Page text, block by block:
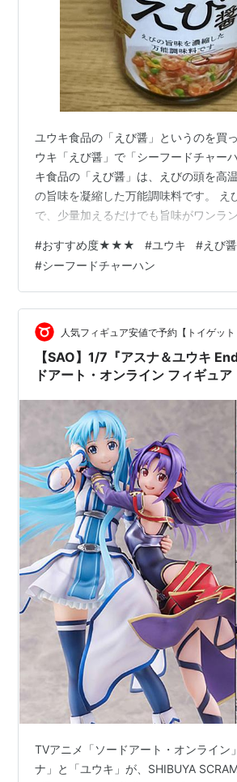
ユウキ食品の「えび醤」というのを買
ウキ「えび醤」で「シーフードチャー
キ食品の「えび醤」は、えびの頭を高
の旨味を凝縮した万能調味料です。 え
で、少量加えるだけでも旨味がワンラ
た。具材は卵にシーフードミックスと
を引いたフライパンでシーフードミッ
炒め、溶き卵とご飯を混ぜ合わせ、塩
ス、そして「えび醤」を加えます。 混
えたら完成です。 「シーフードチャー
れでは「えび醤」を効かせた「シーフ…
#おすすめ度★★★ #ユウキ #えび醤
#シーフードチャーハン
人気フィギュア安値で予約【トイゲット
【SAO】1/7『アスナ＆ユウキ
ドアート・オンライン フィギュ
TVアニメ「ソードアート・オンライン
ナ」と「ユウキ」が、SHIBUYA